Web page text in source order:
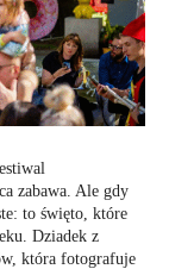
zabawa. Ale gdy
to święto, które
Dziadek z
która fotografuje